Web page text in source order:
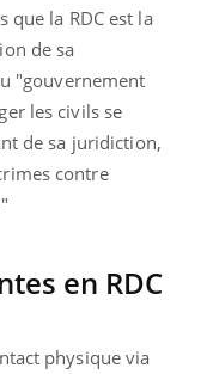
que la RDC est la
de sa
"gouvernement
les civils se
de sa juridiction,
contre
en RDC
physique via